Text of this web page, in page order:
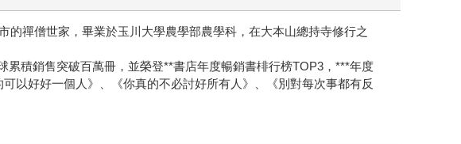
禪僧世家，畢業於玉川大學農學部農學科，在大本山總持寺修行之
積銷售突破百萬冊，並榮登**書店年度暢銷書棑行榜TOP3，***年度
以好好一個人》、《你真的不必討好所有人》、《別對每次事都有反